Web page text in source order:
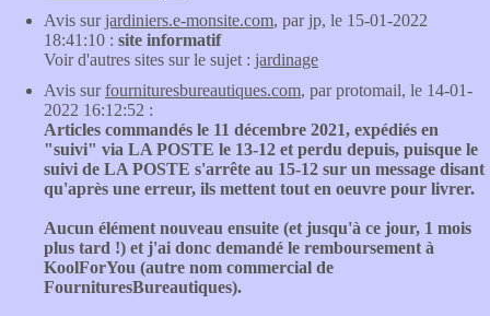
Avis surjardiniers.e-monsite.com, par jp, le 15-01-2022
18:41:10 : site informatif
Voir d'autres sites sur le sujet : jardinage
Avis surfournituresbureautiques.com, par protomail, le 14-01-
2022 16:12:52 :
Articles commandés le 11 décembre 2021, expédiés en
"suivi" via LA POSTE le 13-12 et perdu depuis, puisque le
suivi de LA POSTE s'arrête au 15-12 sur un message disant
qu'après une erreur, ils mettent tout en oeuvre pour livrer.
Aucun élément nouveau ensuite (et jusqu'à ce jour, 1 mois
plus tard !) et j'ai donc demandé le remboursement à
KoolForYou (autre nom commercial de
FournituresBureautiques).